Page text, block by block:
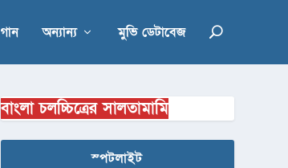
গান অন্যান্য মুভি ডেটাবেজ
বাংলা চলচ্চিত্রের সালতামামি
স্পটলাইট